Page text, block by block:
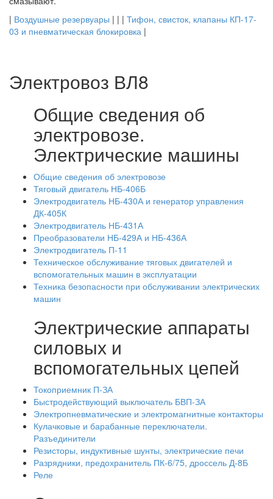
| Воздушные резервуары | | | Тифон, свисток, клапаны КП-17-
03 и пневматическая блокировка |
Электровоз ВЛ8
Общие сведения об
электровозе.
Электрические машины
Общие сведения об электровозе
Тяговый двигатель НБ-406Б
Электродвигатель НБ-430А и генератор управления
ДК-405К
Электродвигатель НБ-431А
Преобразователи НБ-429А и НБ-436А
Электродвигатель П-11
Техническое обслуживание тяговых двигателей и
вспомогательных машин в эксплуатации
Техника безопасности при обслуживании электрических
машин
Электрические аппараты
силовых и
вспомогательных цепей
Токоприемник П-ЗА
Быстродействующий выключатель БВП-ЗА
Электропневматические и электромагнитные контакторы
Кулачковые и барабанные переключатели.
Разъединители
Резисторы, индуктивные шунты, электрические печи
Разрядники, предохранитель ПК-6/75, дроссель Д-8Б
Реле